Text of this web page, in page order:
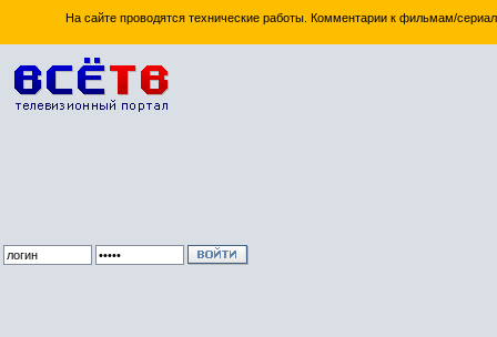
На сайте проводятся технические работы. Комментарии к фильмам/